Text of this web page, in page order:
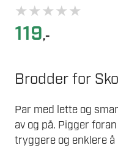
★★★★★
119,-
Brodder for Sko
Par med lette og
av og på. Pigger
tryggere og enklere